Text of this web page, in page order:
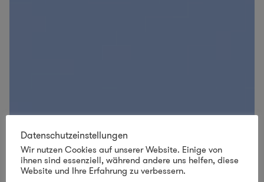
Datenschutzeinstellungen
Wir nutzen Cookies auf unserer Website. Einige von
ihnen sind essenziell, während andere uns helfen, diese
Website und Ihre Erfahrung zu verbessern.